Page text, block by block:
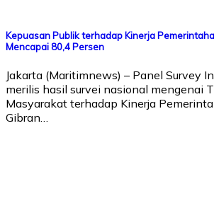
Kepuasan Publik terhadap Kinerja
Mencapai 80,4 Persen
Jakarta (Maritimnews) – Panel Survey
merilis hasil survei nasional mengenai
Masyarakat terhadap Kinerja
Gibran…